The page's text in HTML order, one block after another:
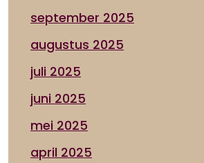
september 2025
augustus 2025
juli 2025
juni 2025
mei 2025
april 2025